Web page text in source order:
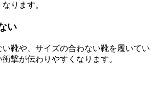
ります。
い
い靴や、サイズの合わない靴を履いてい
撃が伝わりやすくなります。